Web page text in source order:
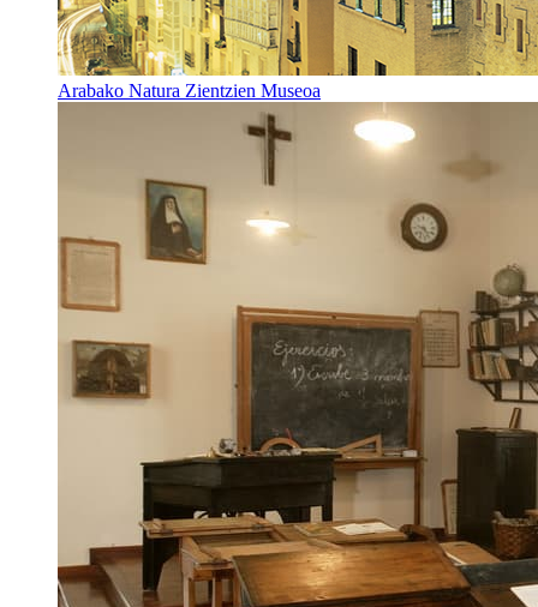
Arabako Natura Zientzien Museoa